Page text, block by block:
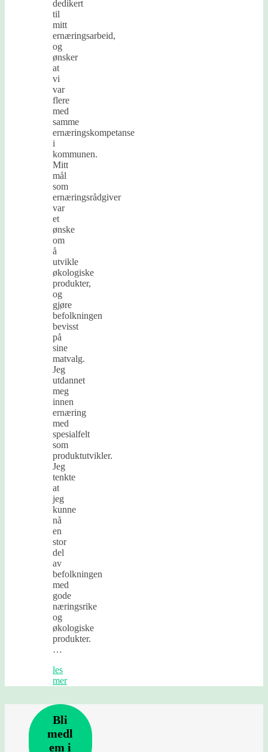
dedikert
til
mitt
ernæringsarbeid,
og
ønsker
at
vi
var
flere
med
samme
ernæringskompetanse
i
kommunen.
Mitt
mål
som
ernæringsrådgiver
var
et
ønske
om
å
utvikle
økologiske
produkter,
og
gjøre
befolkningen
bevisst
på
sine
matvalg.
Jeg
utdannet
meg
innen
ernæring
med
spesialfelt
som
produktutvikler.
Jeg
tenkte
at
jeg
kunne
nå
en
stor
del
av
befolkningen
med
gode
næringsrike
og
økologiske
produkter.
…
les
mer
Bli
medl
em i